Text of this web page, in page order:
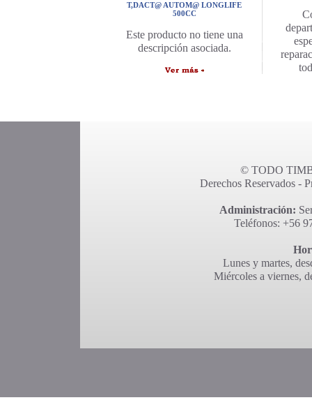
T,DACT@ AUTOM@ LONGLIFE
500CC
Este producto no tiene una
descripción asociada.
© TODO
Derechos Reservados -
Administración:
Teléfonos: +56
Lunes y martes,
Miércoles a viernes,